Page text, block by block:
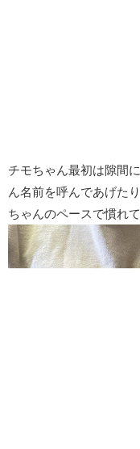
チモちゃん最初は隙間
ん名前を呼んであげた
ちゃんのペースで慣れ